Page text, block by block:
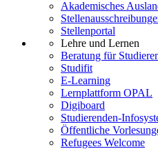
Akademisches
Stellenportal
Lehre und Lernen
Beratung für
Studifit
E-Learning
Lernplattform OPAL
Digiboard
Studierenden-
Öffentliche
Refugees Welcome